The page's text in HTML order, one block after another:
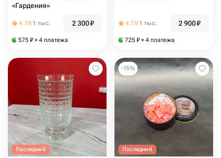
«Гардения»
4.78 1 тыс. 2 300₽
575 ₽ × 4 платежа
4.78 1 тыс. 2 900₽
725 ₽ × 4 платежа
Последний
-15%
Последний